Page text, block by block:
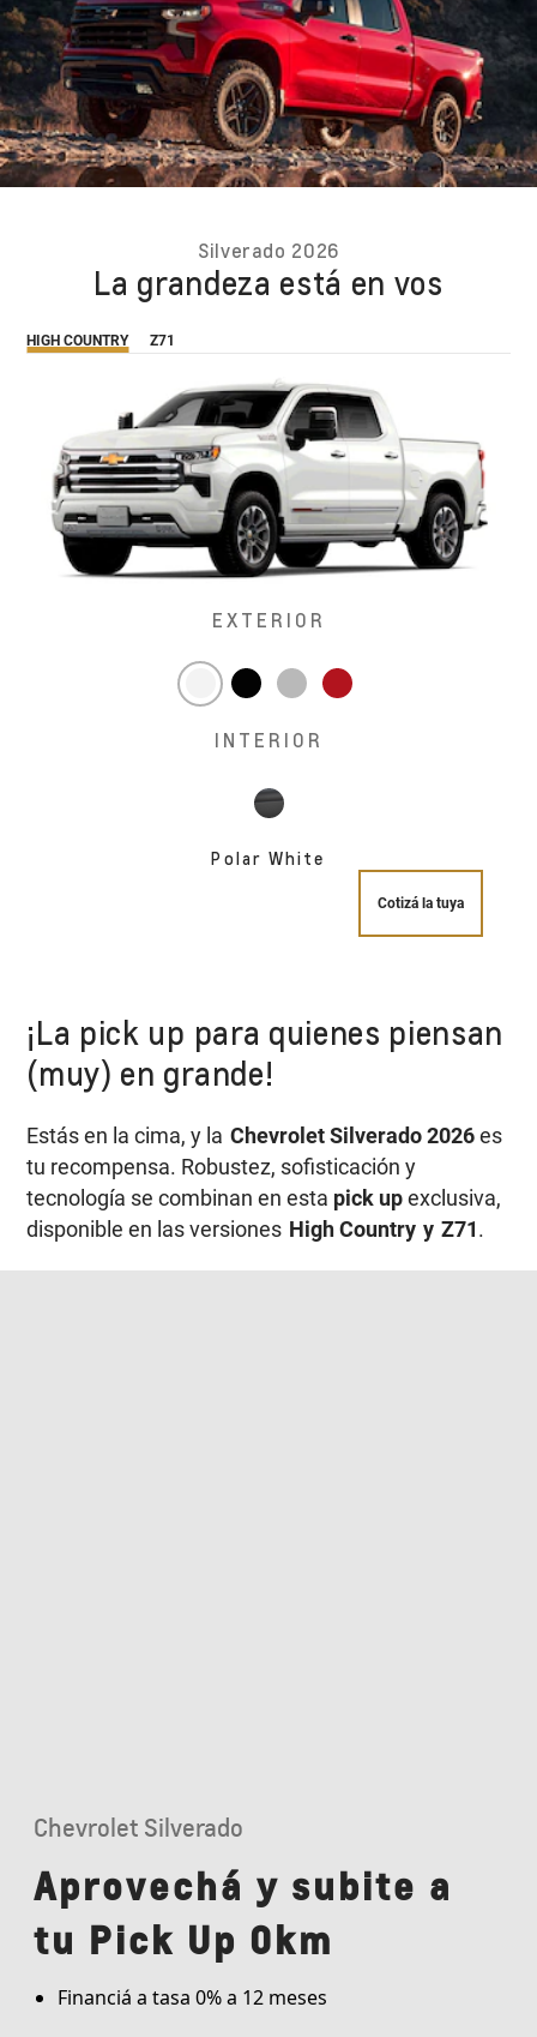
Silverado 2026
La grandeza está en vos
HIGH COUNTRY Z71
EXTERIOR
INTERIOR
Polar White
Cotizá la tuya
¡La pick up para quienes piensan
(muy) en grande!
Estás en la cima, y laChevrolet Silverado 2026es
tu recompensa. Robustez, sofisticación y
tecnología se combinan en esta pick upexclusiva,
disponible en las versiones High Country y Z71.